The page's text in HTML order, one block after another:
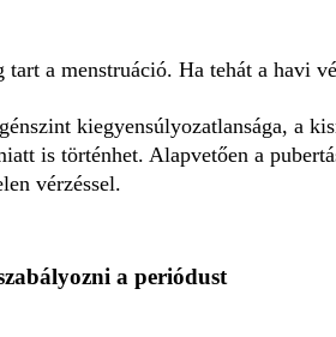
a menstruáció. Ha tehát a havi
kiegyensúlyozatlansága, a
is történhet. Alapvetően a
vérzéssel.
a periódust